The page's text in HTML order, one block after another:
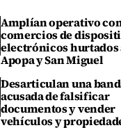
Amplían operativo
comercios de
electrónicos hurtados
Apopa y San Miguel
Desarticulan una
acusada de falsificar
documentos y vender
vehículos y